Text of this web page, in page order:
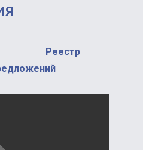
Реестр